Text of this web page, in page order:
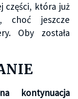
części, która już
choć jeszcze
Oby została
kontynuacja